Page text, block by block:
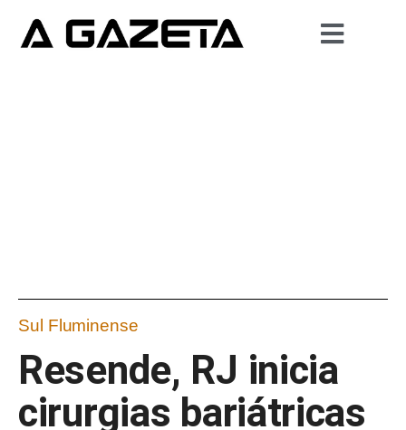
Sul Fluminense
Resende, RJ inicia
cirurgias bariátricas